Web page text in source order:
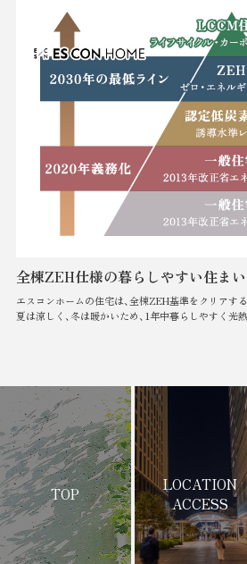
全棟ZEH仕様の暮らしやすい住まい
エスコンホームの住宅は、全棟ZEH基準をクリアする
夏は涼しく、冬は暖かいため、1年中暮らしやすく光
TOP
LOCATION
ACCESS